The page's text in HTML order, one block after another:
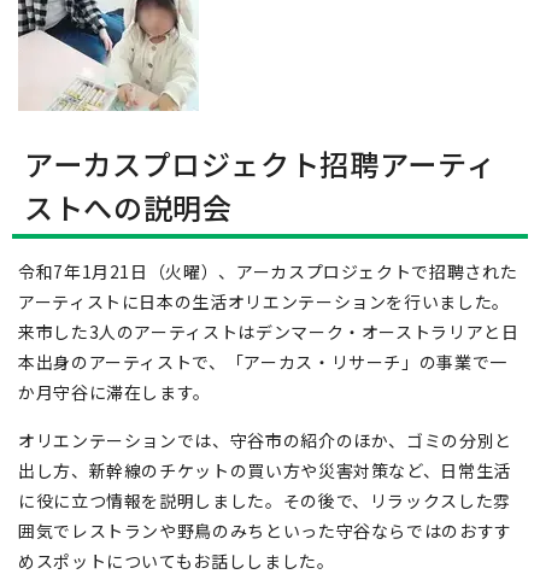
アーカスプロジェクト招聘アーティ
ストへの説明会
令和7年1月21日（火曜）、アーカスプロジェクトで招聘された
アーティストに日本の生活オリエンテーションを行いました。
来市した3人のアーティストはデンマーク・オーストラリアと日
本出身のアーティストで、「アーカス・リサーチ」の事業で一
か月守谷に滞在します。
オリエンテーションでは、守谷市の紹介のほか、ゴミの分別と
出し方、新幹線のチケットの買い方や災害対策など、日常生活
に役に立つ情報を説明しました。その後で、リラックスした雰
囲気でレストランや野鳥のみちといった守谷ならではのおすす
めスポットについてもお話ししました。